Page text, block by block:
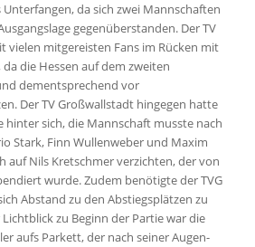
da sich zwei Mannschaften
gegenüberstanden. Der TV
mitgereisten Fans im Rücken mit
die Hessen auf dem zweiten
dementsprechend vor
Der TV Großwallstadt hingegen hatte
sich, die Mannschaft musste nach
Stark, Finn Wullenweber und Maxim
auf Nils Kretschmer verzichten, der von
wurde. Zudem benötigte der TVG
Abstand zu den Abstiegsplätzen zu
zu Beginn der Partie war die
aufs Parkett, der nach seiner Augen-